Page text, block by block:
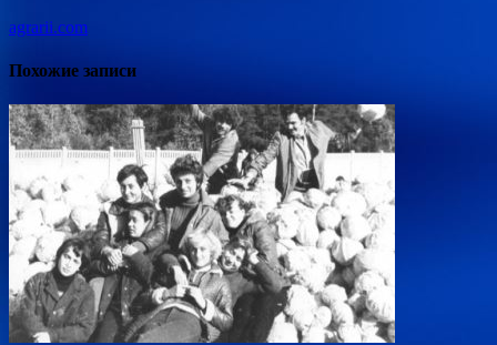
agrarii.com
Похожие записи